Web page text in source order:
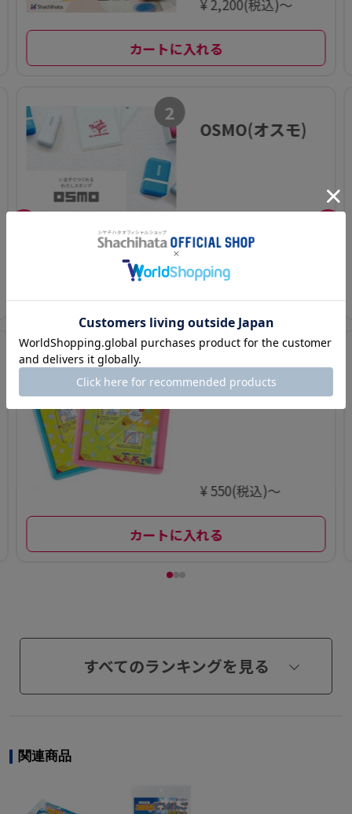
¥ 2,200(税込)～
カートに入れる
2
OSMO(オスモ)
0(税込)
3
おりがみ工場
¥ 550(税込)～
カートに入れる
すべてのランキングを見る
関連商品